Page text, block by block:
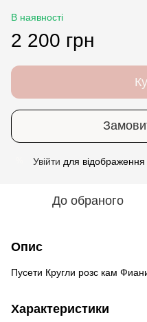
В наявності
2 200 грн
Увійти для відображення
До обраного
Опис
Пусети Кругли розс кам
Характеристики